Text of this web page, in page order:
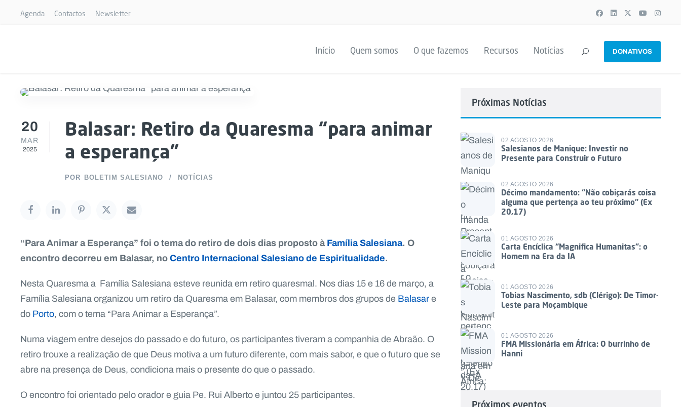
Agenda Contactos Newsletter
Início Quem somos O que fazemos Recursos Notícias DONATIVOS
20
MAR
2025
Balasar: Retiro da Quaresma “para animar
a esperança”
POR BOLETIM SALESIANO NOTÍCIAS
“Para Animar a Esperança” foi o tema do retiro de dois dias proposto àFamília Salesiana. O
encontro decorreu em Balasar, noCentro Internacional Salesiano de Espiritualidade.
Nesta Quaresma a Família Salesiana esteve reunida em retiro quaresmal. Nos dias 15 e 16 de março, a
Família Salesiana organizou um retiro da Quaresma em Balasar, com membros dos grupos de Balasare
doPorto, com o tema “Para Animar a Esperança”.
Numa viagem entre desejos do passado e do futuro, os participantes tiveram a companhia de Abraão. O
retiro trouxe a realização de que Deus motiva a um futuro diferente, com mais sabor, e que o futuro que se
abre na presença de Deus, condiciona mais o presente do que o passado.
O encontro foi orientado pelo orador e guia Pe. Rui Alberto e juntou 25 participantes.
Próximas Notícias
02 AGOSTO 2026
Salesianos de Manique: Investir no
Presente para Construir o Futuro
02 AGOSTO 2026
Décimo mandamento: “Não cobiçarás coisa
alguma que pertença ao teu próximo” (Ex
20,17)
01 AGOSTO 2026
Carta Encíclica “Magnifica Humanitas”: o
Homem na Era da IA
01 AGOSTO 2026
Tobias Nascimento, sdb (Clérigo): De Timor-
Leste para Moçambique
01 AGOSTO 2026
FMA Missionária em África: O burrinho de
Hanni
Próximos eventos